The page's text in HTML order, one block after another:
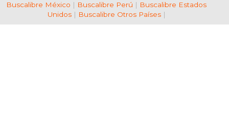
Buscalibre México | Buscalibre Perú | Buscalibre Estados
Unidos| Buscalibre Otros Países|